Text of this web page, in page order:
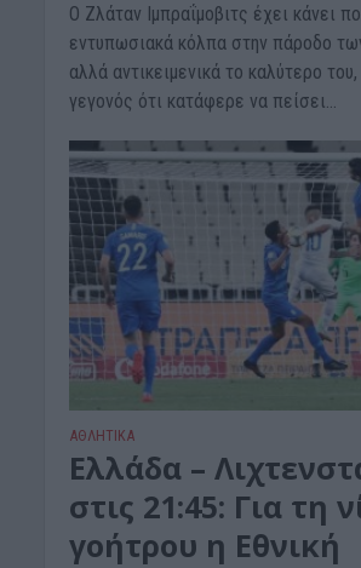
Ο Ζλάταν Ιμπραΐμοβιτς έχει κάνει
εντυπωσιακά κόλπα στην πάροδο
αλλά αντικειμενικά το καλύτερο
γεγονός ότι κατάφερε να πείσει...
ΑΘΛΗΤΙΚΑ
Ελλάδα –
στις 21:45: Για τη
γοήτρου η Εθνική